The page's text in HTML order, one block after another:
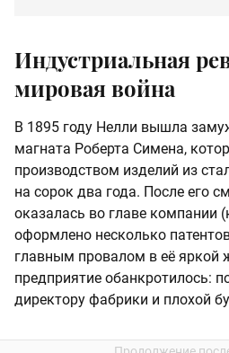
Индустриальная
мировая война
В 1895 году Нелли вышла
магната Роберта Симена,
производством изделий из
на сорок два года. После его
оказалась во главе компании
оформлено несколько
главным провалом в её яркой
предприятие обанкротилось:
директору фабрики и плохой